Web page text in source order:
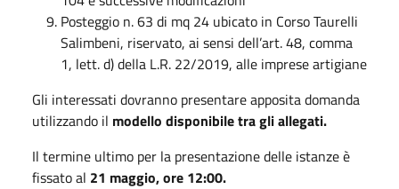
Posteggio n. 63 di mq 24 ubicato in Corso Taurelli
Salimbeni, riservato, ai sensi dell’art. 48, comma
1, lett. d) della L.R. 22/2019, alle imprese artigiane
Gli interessati dovranno presentare apposita domanda
utilizzando il modello disponibile tra gli allegati.
Il termine ultimo per la presentazione delle istanze è
fissato al 21 maggio, ore 12:00.